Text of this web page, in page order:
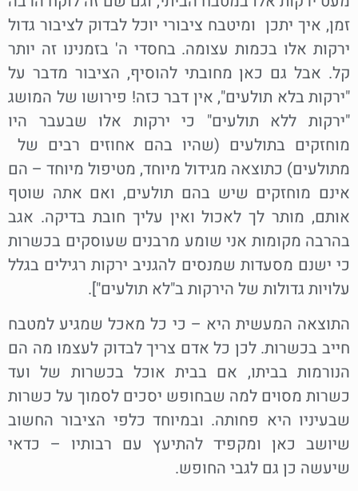
זמן, איך יתכן ומיטבח ציבורי יוכל לבדוק לציבור גדול
ירקות אלו בכמות עצומה. בחסדי ה' בזמנינו זה יותר
קל. אבל גם כאן מחובתי להוסיף, הציבור מדבר על
"ירקות בלא תולעים", אין דבר כזה! פירושו של המושג
"ירקות ללא תולעים" כי ירקות אלו שבעבר היו
מוחזקים בתולעים (שהיו בהם אחוזים רבים של
מתולעים) כתוצאה מגידול מיוחד, מטיפול מיוחד – הם
אינם מוחזקים שיש בהם תולעים, ואם אתה שוטף
אותם, מותר לך לאכול ואין עליך חובת בדיקה. אגב
בהרבה מקומות אני שומע מרבנים שעוסקים בכשרות
כי ישנם מסעדות שמנסים להגניב ירקות רגילים בגלל
עלויות גדולות של הירקות ב"לא תולעים"].
התוצאה המעשית היא – כי כל מאכל שמגיע למטבח
חייב בכשרות. לכן כל אדם צריך לבדוק לעצמו מה הם
הנורמות בביתו, אם בבית אוכל בכשרות של ועד
כשרות מסוים למה שבחופש יסכים לסמוך על כשרות
שבעיניו היא פחותה. ובמיוחד כלפי הציבור החשוב
שיושב כאן ומקפיד להתיעץ עם רבותיו – כדאי
שיעשה כן גם לגבי החופש.